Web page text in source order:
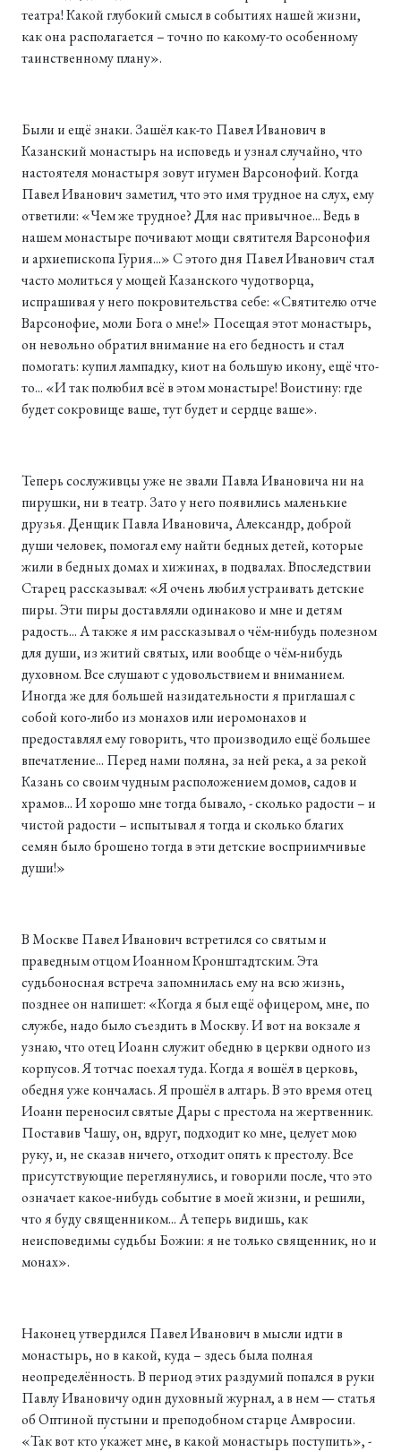
театра! Какой глубокий смысл в событиях нашей жизни,
как она располагается – точно по какому-то особенному
таинственному плану».
Были и ещё знаки. Зашёл как-то Павел Иванович в
Казанский монастырь на исповедь и узнал случайно, что
настоятеля монастыря зовут игумен Варсонофий. Когда
Павел Иванович заметил, что это имя трудное на слух, ему
ответили: «Чем же трудное? Для нас привычное... Ведь в
нашем монастыре почивают мощи святителя Варсонофия
и архиепископа Гурия...» С этого дня Павел Иванович стал
часто молиться у мощей Казанского чудотворца,
испрашивая у него покровительства себе: «Святителю отче
Варсонофие, моли Бога о мне!» Посещая этот монастырь,
он невольно обратил внимание на его бедность и стал
помогать: купил лампадку, киот на большую икону, ещё что-
то... «И так полюбил всё в этом монастыре! Воистину: где
будет сокровище ваше, тут будет и сердце ваше».
Теперь сослуживцы уже не звали Павла Ивановича ни на
пирушки, ни в театр. Зато у него появились маленькие
друзья. Денщик Павла Ивановича, Александр, доброй
души человек, помогал ему найти бедных детей, которые
жили в бедных домах и хижинах, в подвалах. Впоследствии
Старец рассказывал: «Я очень любил устраивать детские
пиры. Эти пиры доставляли одинаково и мне и детям
радость... А также я им рассказывал о чём-нибудь полезном
для души, из житий святых, или вообще о чём-нибудь
духовном. Все слушают с удовольствием и вниманием.
Иногда же для большей назидательности я приглашал с
собой кого-либо из монахов или иеромонахов и
предоставлял ему говорить, что производило ещё большее
впечатление... Перед нами поляна, за ней река, а за рекой
Казань со своим чудным расположением домов, садов и
храмов... И хорошо мне тогда бывало, - сколько радости – и
чистой радости – испытывал я тогда и сколько благих
семян было брошено тогда в эти детские восприимчивые
души!»
В Москве Павел Иванович встретился со святым и
праведным отцом Иоанном Кронштадтским. Эта
судьбоносная встреча запомнилась ему на всю жизнь,
позднее он напишет: «Когда я был ещё офицером, мне, по
службе, надо было съездить в Москву. И вот на вокзале я
узнаю, что отец Иоанн служит обедню в церкви одного из
корпусов. Я тотчас поехал туда. Когда я вошёл в церковь,
обедня уже кончалась. Я прошёл в алтарь. В это время отец
Иоанн переносил святые Дары с престола на жертвенник.
Поставив Чашу, он, вдруг, подходит ко мне, целует мою
руку, и, не сказав ничего, отходит опять к престолу. Все
присутствующие переглянулись, и говорили после, что это
означает какое-нибудь событие в моей жизни, и решили,
что я буду священником... А теперь видишь, как
неисповедимы судьбы Божии: я не только священник, но и
монах».
Наконец утвердился Павел Иванович в мысли идти в
монастырь, но в какой, куда – здесь была полная
неопределённость. В период этих раздумий попался в руки
Павлу Ивановичу один духовный журнал, а в нем — статья
об Оптиной пустыни и преподобном старце Амвросии.
«Так вот кто укажет мне, в какой монастырь поступить», -